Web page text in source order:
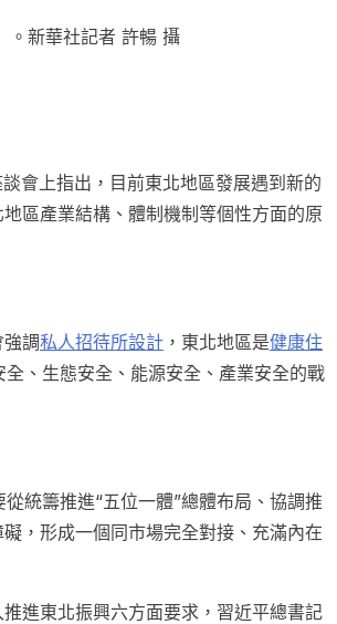
。新華社記者 許暢 攝
會上指出，目前東北地區發展遇到新的
區產業結構、體制機制等個性方面的原
調私人招待所設計 ，東北地區是健康住
、生態安全、能源安全、產業安全的戰
統籌推進“五位一體”總體布局、協調推
，形成一個同市場完全對接、充滿內在
進東北振興六方面要求，習近平總書記